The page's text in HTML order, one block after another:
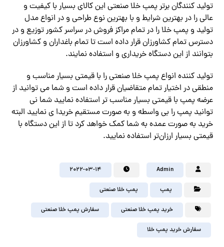
تولید کنندگان برتر پمپ خلا صنعتی این کالای بسیار با کیفیت و
عالی را در بهترین شرایط و با بهترین نوع طراحی و در انواع مدل
تولید و پمپ خلا را در تمام مراکز فروش در سراسر کشور توزیع و در
دسترس تمام کشاورزان قرار داده است تا تمام باغداران و کشاورزان
بتوانند از این دستگاه خریداری و استفاده نمایند.
تولید کننده انواع پمپ خلا صنعتی را با قیمتی بسیار مناسب و
منطقی در اختیار تمام متقاضیان قرار داده است و شما می توانید از
عرضه پمپ با قیمتی بسیار مناسب تر استفاده نمایید شما نی
توانید پمپ را بی واسطه و به صورت مستقیم خریدا ی نمایید البته
خرید به صورت عمده به شما کمک خواهد کرد تا از این دستگاه با
قیمتی بسیار ارزان‌تر استفاده نمایید.
Admin
2022-03-14
پمپ پمپ خلا صنعتی
خرید پمپ خلا صنعتی سفارش پمپ خلا صنعتی
سفارش خرید پمپ خلا